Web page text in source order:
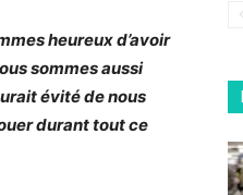
heureux d’avoir
sommes aussi
évité de nous
durant tout ce